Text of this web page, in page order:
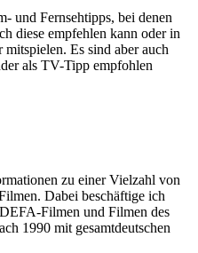
und Fernsehtipps, bei denen
diese empfehlen kann oder in
Es sind aber auch
als TV-Tipp empfohlen
zu einer Vielzahl von
Dabei beschäftige ich
Filmen und Filmen des
1990 mit gesamtdeutschen